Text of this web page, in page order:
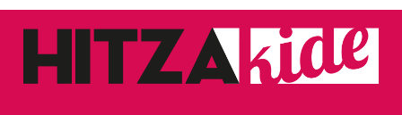
Webgune honek cookie propioak eta hirugarrenen cookie-
fitxategiak erabiltzen ditu. Zure esperientzia eta
zerbitzuak hobetzeko asmoz, cookie teknologiaz